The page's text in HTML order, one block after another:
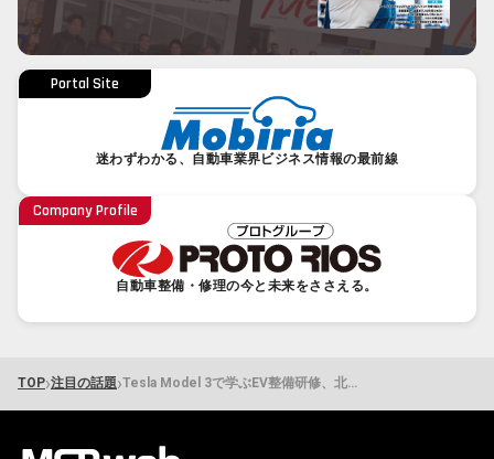
Portal Site
迷わずわかる、自動車業界ビジネス情報の最前線
Company Profile
自動車整備・修理の今と未来をささえる。
TOP›注目の話題› Tesla Model 3で学ぶEV整備研修、北京の専門家が初来日 2026年5月26・27日浦安で開催予定